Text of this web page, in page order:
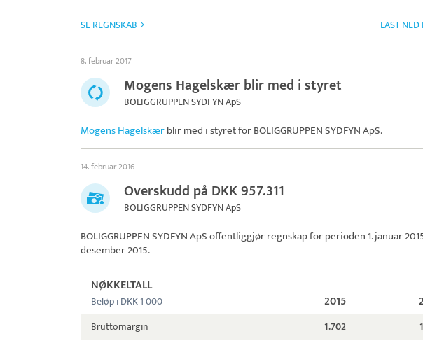
SE REGNSKAB LAST NED
8. februar 2017
Mogens Hagelskær blir med i styret
BOLIGGRUPPEN SYDFYN ApS
Mogens Hagelskærblir med i styret forBOLIGGRUPPEN SYDFYN ApS.
14. februar 2016
Overskudd på DKK 957.311
BOLIGGRUPPEN SYDFYN ApS
BOLIGGRUPPEN SYDFYN ApSoffentliggjør regnskap for perioden 1. januar
desember 2015.
NØKKELTALL
Beløp i DKK 1 000 2015
Bruttomargin 1.702